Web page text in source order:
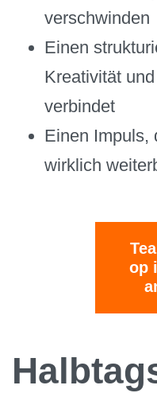
verschwinden
Einen
Kreativität
verbindet
Einen Impuls,
wirklich
op